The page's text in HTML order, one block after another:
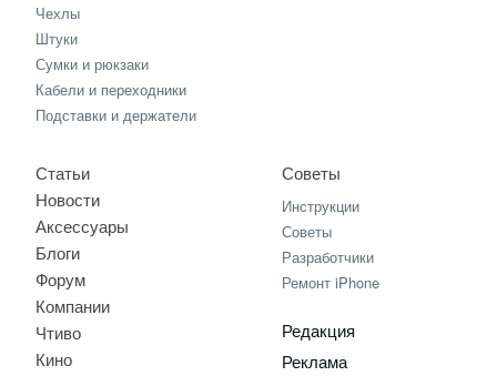
Чехлы
Штуки
Сумки и рюкзаки
Кабели и переходники
Подставки и держатели
Статьи
Новости
Аксессуары
Блоги
Форум
Компании
Чтиво
Кино
Советы
Инструкции
Советы
Разработчики
Ремонт iPhone
Редакция
Реклама